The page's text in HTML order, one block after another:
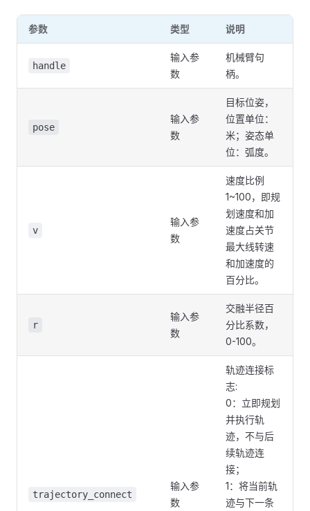
参数 类型 说明
handle
输入参
数
机械臂句
柄。
pose
输入参
数
目标位姿，
位置单位：
米；姿态单
位：弧度。
v
输入参
数
速度比例
1~100，即规
划速度和加
速度占关节
最大线转速
和加速度的
百分比。
r
输入参
数
交融半径百
分比系数，
0-100。
trajectory_connect
输入参
数
轨迹连接标
志:
0：立即规划
并执行轨
迹，不与后
续轨迹连
接；
1：将当前轨
迹与下一条